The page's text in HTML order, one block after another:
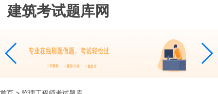
建筑考试题库网